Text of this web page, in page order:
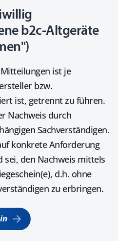
b2c-Altgeräte
ist je
bzw.
ist, getrennt zu führen.
Nachweis durch
Sachverständigen.
konkrete Anforderung
sei, den Nachweis mittels
d.h. ohne
zu erbringen.